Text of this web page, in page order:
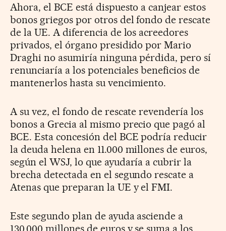
Ahora, el BCE está dispuesto a canjear estos
bonos griegos por otros del fondo de rescate
de la UE. A diferencia de los acreedores
privados, el órgano presidido por Mario
Draghi no asumiría ninguna pérdida, pero sí
renunciaría a los potenciales beneficios de
mantenerlos hasta su vencimiento.
A su vez, el fondo de rescate revendería los
bonos a Grecia al mismo precio que pagó al
BCE. Esta concesión del BCE podría reducir
la deuda helena en 11.000 millones de euros,
según el WSJ, lo que ayudaría a cubrir la
brecha detectada en el segundo rescate a
Atenas que preparan la UE y el FMI.
Este segundo plan de ayuda asciende a
130.000 millones de euros y se suma a los